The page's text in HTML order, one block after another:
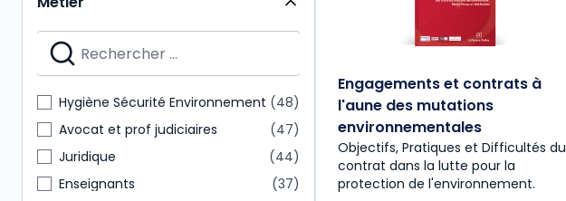
Hygiène Sécurité Environnement
48
Avocat et prof judiciaires
47
Juridique
44
Enseignants
37
Engagements et contrats à
l'aune des mutations
environnementales
Objectifs, Pratiques et Difficultés du
contrat dans la lutte pour la
protection de l'environnement.